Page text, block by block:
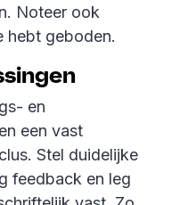
Noteer ook
hebt geboden.
en
een vast
Stel duidelijke
feedback en leg